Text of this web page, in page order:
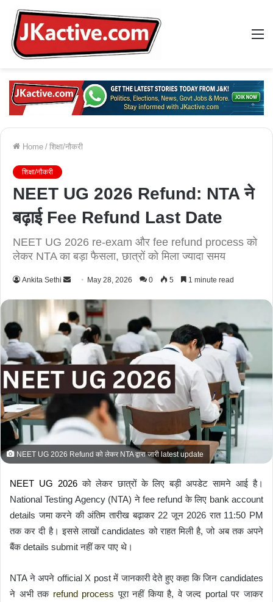
Home / शिक्षा/नौकरी
शिक्षा/नौकरी
NEET UG 2026 Refund: NTA ने
बढ़ाई Fee Refund Last Date
NEET UG 2026 re-exam और fee refund process को
लेकर NTA का बड़ा फैसला, छात्रों को मिला ज्यादा समय
Ankita Sethi
n
d
n
m
l
May 28, 2026 0 5 1 minute read
NEET UG 2026 Refund को लेकर NTA द्वारा जारी latest update
NEET UG 2026को लेकर छात्रों के लिए बड़ी अपडेट सामने आई है।
National Testing Agency (NTA) ने fee refund के लिए bank account
details जमा करने की अंतिम तारीख बढ़ाकर 22 जून 2026 रात 11:50 PM
तक कर दी है। इससे लाखों candidates को राहत मिली है, जो अब तक अपने
बैंक details submit नहीं कर पाए थे।
NTA ने अपने official X post में जानकारी देते हुए कहा कि जिन candidates
ने अभी तक refund process पूरा नहीं किया है, वे जल्द portal पर जाकर